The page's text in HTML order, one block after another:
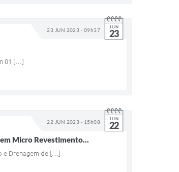
23 JUN 2023 - 09h37 JUN
23
01 […]
22 JUN 2023 - 15h08 JUN
22
Micro Revestimento...
e Drenagem de […]